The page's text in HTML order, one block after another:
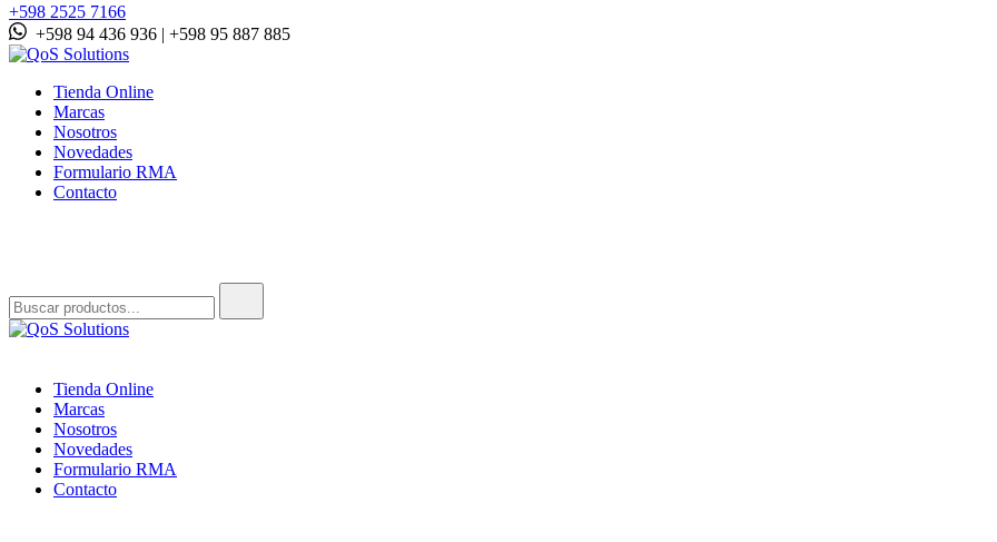
+598 2525 7166
+598 94 436 936 | +598 95 887 885
QoS Solutions
Tienda Online
Marcas
Nosotros
Novedades
Formulario RMA
Contacto
Tienda Online
Marcas
Nosotros
Novedades
Formulario RMA
Contacto